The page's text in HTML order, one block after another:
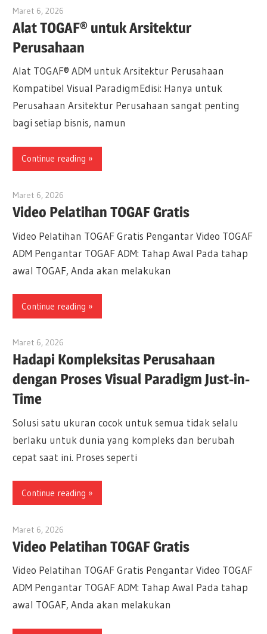
Maret 6, 2026
Alat TOGAF® untuk Arsitektur
Perusahaan
Alat TOGAF® ADM untuk Arsitektur Perusahaan
Kompatibel Visual ParadigmEdisi: Hanya untuk
Perusahaan Arsitektur Perusahaan sangat penting
bagi setiap bisnis, namun
Continue reading
Maret 6, 2026
Video Pelatihan TOGAF Gratis
Video Pelatihan TOGAF Gratis Pengantar Video TOGAF
ADM Pengantar TOGAF ADM: Tahap Awal Pada tahap
awal TOGAF, Anda akan melakukan
Continue reading
Maret 6, 2026
Hadapi Kompleksitas Perusahaan
dengan Proses Visual Paradigm Just-in-
Time
Solusi satu ukuran cocok untuk semua tidak selalu
berlaku untuk dunia yang kompleks dan berubah
cepat saat ini. Proses seperti
Continue reading
Maret 6, 2026
Video Pelatihan TOGAF Gratis
Video Pelatihan TOGAF Gratis Pengantar Video TOGAF
ADM Pengantar TOGAF ADM: Tahap Awal Pada tahap
awal TOGAF, Anda akan melakukan